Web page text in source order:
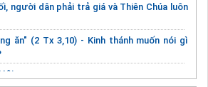
người dân phải trả giá và Thiên Chúa luôn
ăn" (2 Tx 3,10) - Kinh thánh muốn nói gì